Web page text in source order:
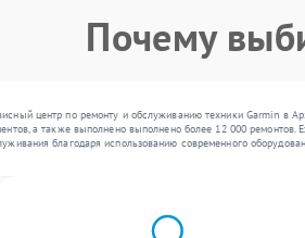
Почему
центр по ремонту и обслуживанию техники Garmin в
а также выполнено выполнено более 12 000
благодаря использованию современного